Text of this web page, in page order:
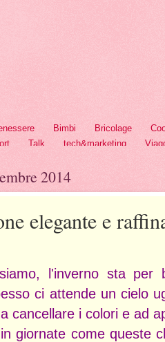
Bimbi Bricolage
Talk tech&marketing
2014
elegante e
l'inverno sta
ci attende un cielo
cancellare i colori e ad
giornate come queste